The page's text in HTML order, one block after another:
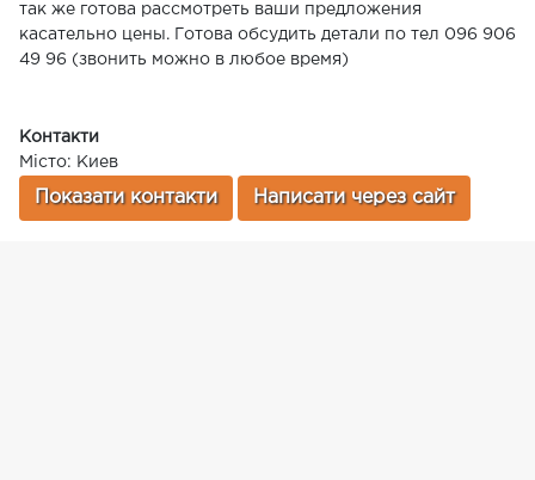
так же готова рассмотреть ваши предложения
касательно цены. Готова обсудить детали по тел 096 906
49 96 (звонить можно в любое время)
Контакти
Місто: Киев
Показати контакти Написати через сайт